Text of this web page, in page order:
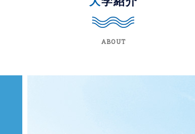
ABOUT